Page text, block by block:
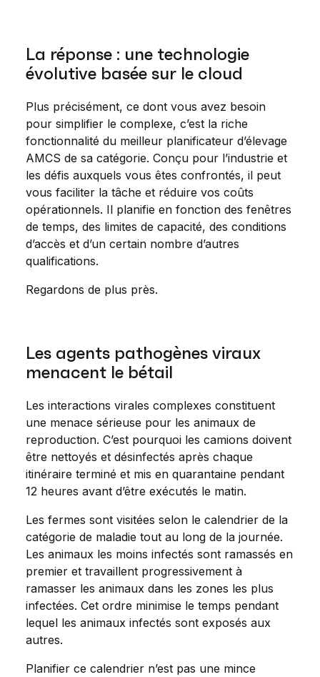
La réponse : une technologie
évolutive basée sur le cloud
Plus précisément, ce dont vous avez besoin
pour simplifier le complexe, c’est la riche
fonctionnalité du meilleur planificateur d’élevage
AMCS de sa catégorie. Conçu pour l’industrie et
les défis auxquels vous êtes confrontés, il peut
vous faciliter la tâche et réduire vos coûts
opérationnels. Il planifie en fonction des fenêtres
de temps, des limites de capacité, des conditions
d’accès et d’un certain nombre d’autres
qualifications.
Regardons de plus près.
Les agents pathogènes viraux
menacent le bétail
Les interactions virales complexes constituent
une menace sérieuse pour les animaux de
reproduction. C’est pourquoi les camions doivent
être nettoyés et désinfectés après chaque
itinéraire terminé et mis en quarantaine pendant
12 heures avant d’être exécutés le matin.
Les fermes sont visitées selon le calendrier de la
catégorie de maladie tout au long de la journée.
Les animaux les moins infectés sont ramassés en
premier et travaillent progressivement à
ramasser les animaux dans les zones les plus
infectées. Cet ordre minimise le temps pendant
lequel les animaux infectés sont exposés aux
autres.
Planifier ce calendrier n’est pas une mince